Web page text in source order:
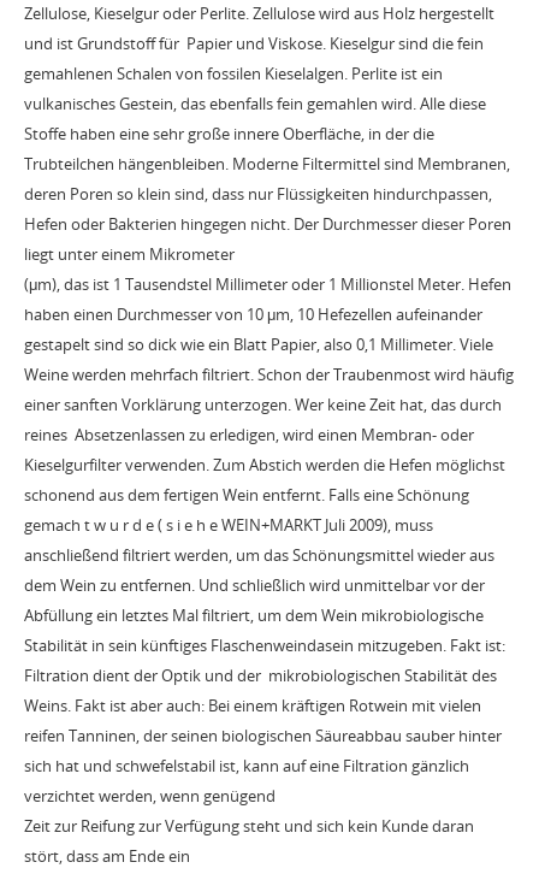
Zellulose, Kieselgur oder Perlite. Zellulose wird aus Holz hergestellt
und ist Grundstoff für Papier und Viskose. Kieselgur sind die fein
gemahlenen Schalen von fossilen Kieselalgen. Perlite ist ein
vulkanisches Gestein, das ebenfalls fein gemahlen wird. Alle diese
Stoffe haben eine sehr große innere Oberfläche, in der die
Trubteilchen hängenbleiben. Moderne Filtermittel sind Membranen,
deren Poren so klein sind, dass nur Flüssigkeiten hindurchpassen,
Hefen oder Bakterien hingegen nicht. Der Durchmesser dieser Poren
liegt unter einem Mikrometer
(μm), das ist 1 Tausendstel Millimeter oder 1 Millionstel Meter. Hefen
haben einen Durchmesser von 10 μm, 10 Hefezellen aufeinander
gestapelt sind so dick wie ein Blatt Papier, also 0,1 Millimeter. Viele
Weine werden mehrfach filtriert. Schon der Traubenmost wird häufig
einer sanften Vorklärung unterzogen. Wer keine Zeit hat, das durch
reines Absetzenlassen zu erledigen, wird einen Membran- oder
Kieselgurfilter verwenden. Zum Abstich werden die Hefen möglichst
schonend aus dem fertigen Wein entfernt. Falls eine Schönung
gemach t w u r d e ( s i e h e WEIN+MARKT Juli 2009), muss
anschließend filtriert werden, um das Schönungsmittel wieder aus
dem Wein zu entfernen. Und schließlich wird unmittelbar vor der
Abfüllung ein letztes Mal filtriert, um dem Wein mikrobiologische
Stabilität in sein künftiges Flaschenweindasein mitzugeben. Fakt ist:
Filtration dient der Optik und der mikrobiologischen Stabilität des
Weins. Fakt ist aber auch: Bei einem kräftigen Rotwein mit vielen
reifen Tanninen, der seinen biologischen Säureabbau sauber hinter
sich hat und schwefelstabil ist, kann auf eine Filtration gänzlich
verzichtet werden, wenn genügend
Zeit zur Reifung zur Verfügung steht und sich kein Kunde daran
stört, dass am Ende ein